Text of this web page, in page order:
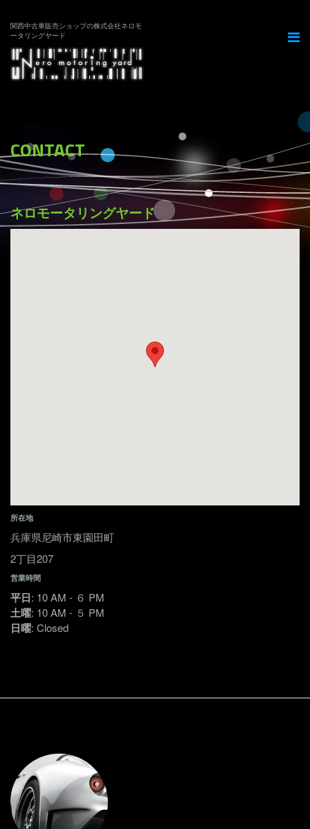
関西中古車販売ショップの株式会社ネロモ
ータリングヤード
CONTACT
ネロモータリングヤード
所在地
兵庫県尼崎市東園田町
2丁目207
営業時間
平日: 10 AM - ６ PM
土曜: 10 AM - ５ PM
日曜: Closed